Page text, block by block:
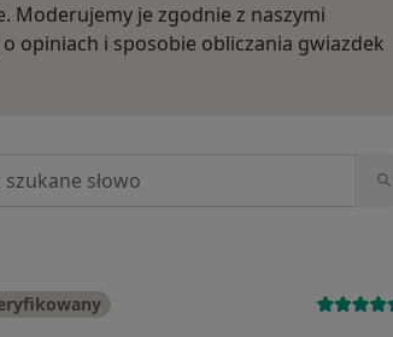
Moderujemy je zgodnie z naszymi
opiniach i sposobie obliczania gwiazdek
opiniach